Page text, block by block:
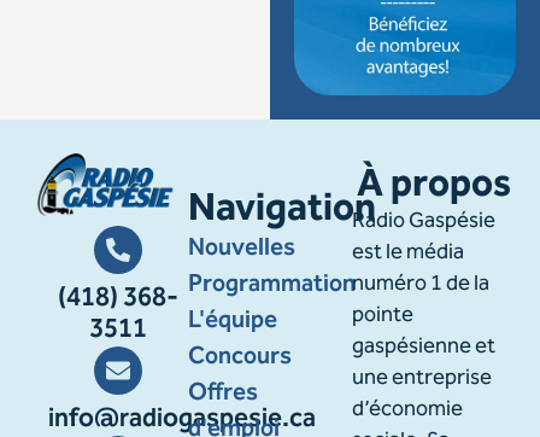
(418) 368-
3511
info@radiogaspesie.ca
Navigation
Nouvelles
Programmation
L'équipe
Concours
Offres
d'emploi
À propos
Radio Gaspésie
est le média
numéro 1 de la
pointe
gaspésienne et
une entreprise
d’économie